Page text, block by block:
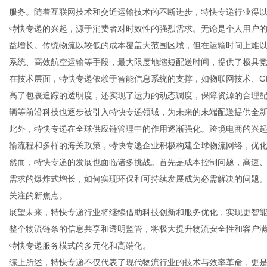
服务。随着互联网技术和交通运输技术的不断进步，特快专递行业得
特快专递的兴起，源于消费者对时效性的强烈需求。无论是个人用户
益增长。传统物流以较低的成本覆盖大范围区域，但在运输时间上难
系统、高效航空运输等手段，最大限度地缩短配送时间，提供了极具
在技术层面，特快专递依赖于智能信息系统的支撑，如物联网技术、
高了包裹追踪的透明度，还实现了运力的动态调度，保障资源的合理
辆等前沿科技也逐步被引入特快专递领域，为未来的末端配送提供全
此外，特快专递在全球供应链管理中的作用逐渐强化。跨境电商的兴
输流程和多样的海关政策，特快专递企业积极构建全球物流网络，优
然而，特快专递的发展也面临诸多挑战。首先是成本控制问题，高速
需求的爆炸式增长，如何实现环保和可持续发展成为必需解决的问题
关注的新焦点。
展望未来，特快专递行业将继续借助科技创新和服务优化，实现更智
整个物流链条的信息共享和透明监管，将极大提升物流安全性和客户
特快专递服务模式的多元化和高端化。
综上所述，特快专递不仅代表了现代物流行业的技术与效率革命，更